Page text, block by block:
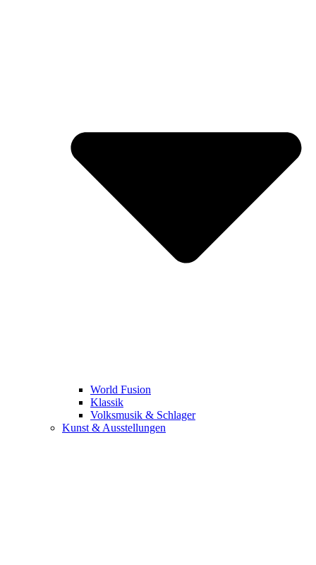
World Fusion
Klassik
Volksmusik & Schlager
Kunst & Ausstellungen